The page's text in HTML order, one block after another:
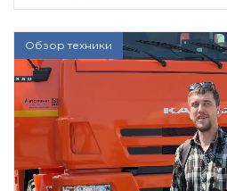
Обзор техники